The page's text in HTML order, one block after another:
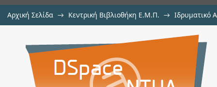
Αρχική Σελίδα → Κεντρική Βιβλιοθήκη Ε.Μ.Π. → Ιδρυματικό
Application of the Multiple
projects